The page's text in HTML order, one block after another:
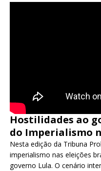
Hostilidades ao
do Imperialismo
Nesta edição da Tribuna
imperialismo nas eleições
governo Lula. O cenário